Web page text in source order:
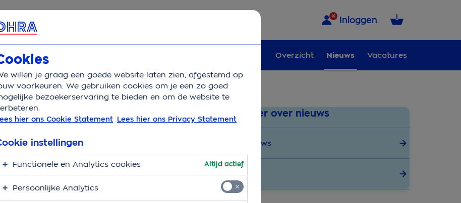
& Contact Inloggen
Overzicht Nieuws Vacatures
positief verrassen met nieuwe merkstrategie
verrassen met
voor de lol. Mensen stellen zich erop in dat het
ingewikkeld en moeizaam traject. De ervaringen
positief. Zij geven de verzekeraar dan ook een 8,5
Meer over nieuws
Nieuws
Pers
willen je graag een goede website laten zien, afgestemd op
voorkeuren. We gebruiken cookies om je een zo goed
bezoekerservaring te bieden en om de website te
hier ons Cookie Statement Lees hier ons Privacy Statement
instellingen
Functionele en Analytics cookies Altijd actief
Persoonlijke Analytics